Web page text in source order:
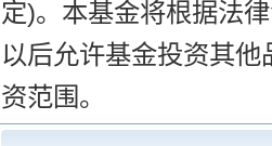
定)。本基金将根据法
以后允许基金投资其
资范围。